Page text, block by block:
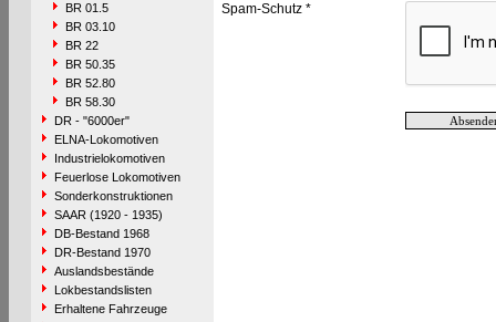
BR 01.5
BR 03.10
BR 22
BR 50.35
BR 52.80
BR 58.30
DR - "6000er"
ELNA-Lokomotiven
Industrielokomotiven
Feuerlose Lokomotiven
Sonderkonstruktionen
SAAR (1920 - 1935)
DB-Bestand 1968
DR-Bestand 1970
Auslandsbestände
Lokbestandslisten
Erhaltene Fahrzeuge
Spam-Schutz *